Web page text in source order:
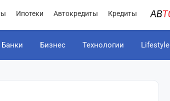
Ипотеки Автокредиты Кредиты
Банки Бизнес Технологии Lifestyle